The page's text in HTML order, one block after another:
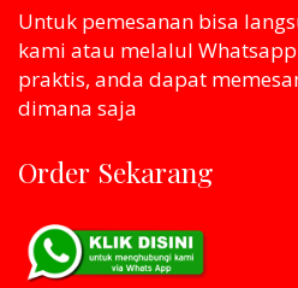
Untuk pemesanan bisa
kami atau melaluI
praktis, anda dapat
dimana saja
Order Sekarang